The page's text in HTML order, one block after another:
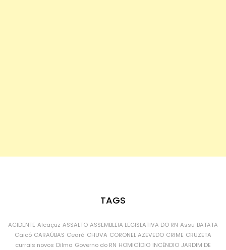
TAGS
ACIDENTE Alcaçuz ASSALTO ASSEMBLEIA LEGISLATIVA DO RN Assu BATATA
Caicó CARAÚBAS Ceará CHUVA CORONEL AZEVEDO CRIME CRUZETA
currais novos Dilma Governo do RN HOMICÍDIO INCÊNDIO JARDIM DE